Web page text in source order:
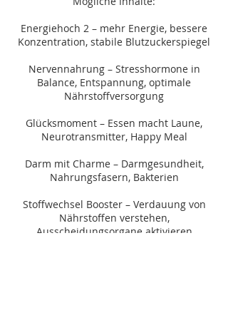
Energiehoch 2 – mehr Energie, bessere
Konzentration, stabile Blutzuckerspiegel
Nervennahrung – Stresshormone in
Balance, Entspannung, optimale
Nährstoffversorgung
Glücksmoment – Essen macht Laune,
Neurotransmitter, Happy Meal
Darm mit Charme – Darmgesundheit,
Nahrungsfasern, Bakterien
Stoffwechsel Booster – Verdauung von
Nährstoffen verstehen,
Ausscheidungsorgane aktivieren